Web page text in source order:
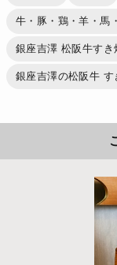
牛・豚・鶏・羊・馬
銀座吉澤 松阪牛す
銀座吉澤の松阪牛